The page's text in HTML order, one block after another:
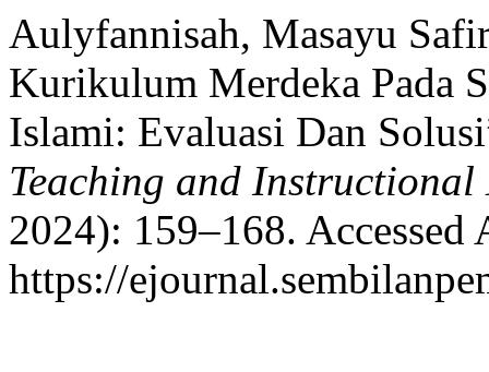
Aulyfannisah, Masayu
Kurikulum Merdeka Pada
Islami: Evaluasi Dan
Teaching and Instructional
2024): 159–168. Accessed
https://